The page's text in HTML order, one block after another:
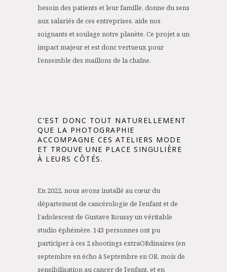
besoin des patients et leur famille, donne du sens
aux salariés de ces entreprises, aide nos
soignants et soulage notre planète. Ce projet a un
impact majeur et est donc vertueux pour
l’ensemble des maillons de la chaîne.
C’EST DONC TOUT NATURELLEMENT
QUE LA PHOTOGRAPHIE
ACCOMPAGNE CES ATELIERS MODE
ET TROUVE UNE PLACE SINGULIÈRE
À LEURS CÔTÉS.
En 2022, nous avons installé au cœur du
département de cancérologie de l’enfant et de
l’adolescent de Gustave Roussy un véritable
studio éphémère. 143 personnes ont pu
participer à ces 2 shootings extraORdinaires (en
septembre en écho à Septembre en OR, mois de
sensibilisation au cancer de l’enfant, et en